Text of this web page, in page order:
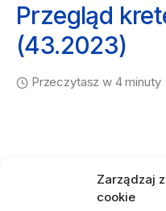
Zarządzaj
cookie
Przegląd
(43.2023)
Przeczytasz w 4 minuty